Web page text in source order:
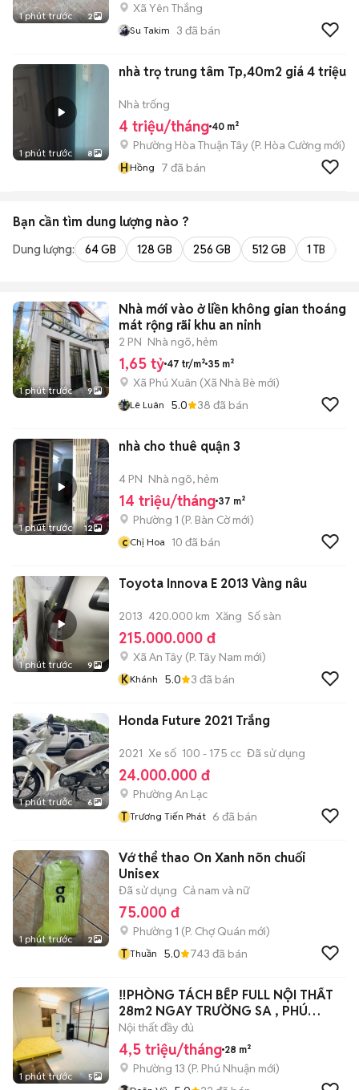
1 phút trước 2
Xã Yên Thắng
Su Takim 3 đã bán
1 phút trước 8
nhà trọ trung tâm Tp,40m2 giá 4 triệu
Nhà trống
4 triệu/tháng 40 m²
Phường Hòa Thuận Tây (P. Hòa Cường mới)
HHồng 7 đã bán
Bạn cần tìm dung lượng nào ?
Dung lượng: 64 GB 128 GB 256 GB 512 GB 1 TB
1 phút trước 9
Nhà mới vào ở liền không gian thoáng
mát rộng rãi khu an ninh
2 PN Nhà ngõ, hẻm
1,65 tỷ 47 tr/m² 35 m²
Xã Phú Xuân (Xã Nhà Bè mới)
Lê Luân 5.0 38 đã bán
1 phút trước 12
nhà cho thuê quận 3
4 PN Nhà ngõ, hẻm
14 triệu/tháng 37 m²
Phường 1 (P. Bàn Cờmới)
c Chị Hoa 10 đã bán
1 phút trước 9
Toyota Innova E 2013 Vàng nâu
2013 420.000 km Xăng Số sàn
215.000.000 đ
Xã An Tây (P. Tây Nam mới)
KKhánh 5.0 3 đã bán
1 phút trước 6
Honda Future 2021 Trắng
2021 Xe số 100 - 175 cc Đã sử dụng
24.000.000 đ
Phường An Lạc
T Trương Tiến Phát 6 đã bán
1 phút trước 2
Vớ thể thao On Xanh nõn chuối
Unisex
Đã sử dụng Cả nam và nữ
75.000 đ
Phường 1 (P. Chợ Quán mới)
T Thuần 5.0 743 đã bán
1 phút trước 5
‼️PHÒNG TÁCH BẾP FULL NỘI THẤT
28m2 NGAY TRƯỜNG SA , PHÚ
NHUẬN‼️
Nội thất đầy đủ
4,5 triệu/tháng 28 m²
Phường 13 (P. Phú Nhuận mới)